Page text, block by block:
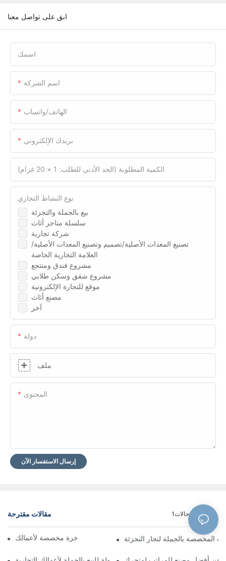
ابق على تواصل معنا
اسمك
اسم الشركة
الهاتف/واتساب
بريدك الإلكتروني
الكمية المطلوبة (الحد الأدنى للطلب: 1 × 20 غرام)
بيع بالجملة والتجزئة
سلسلة متاجر أثاث
شركة تجارية
تصنيع المعدات الأصلية/تصميم وتصنيع المعدات الأصلية/
العلامة التجارية الخاصة
مشروع فندق ومنتجع
مشروع شقق وسكن طلابي
موقع للتجارة الإلكترونية
مصنع أثاث
آخر
نوع النشاط التجاري
دولة
ملف
المحتوى
إرسال الاستفسار الآن
مقالات مقترحة مدونة حالات1
مصنعو مراتب فندقية فاخرة مخصصة لأعمالكالمخصصة بالجملة لتجار التجزئة